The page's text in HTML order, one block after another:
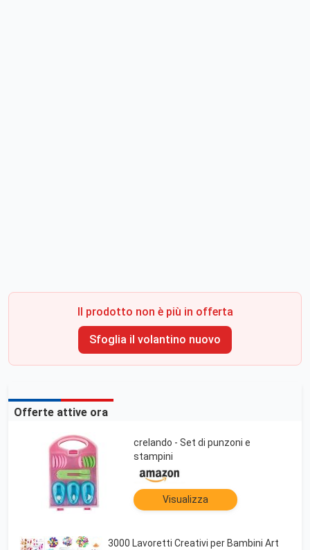
Il prodotto non è più in offerta
Sfoglia il volantino nuovo
Offerte attive ora
crelando - Set di punzoni e
stampini
Visualizza
3000 Lavoretti Creativi per Bambini Art